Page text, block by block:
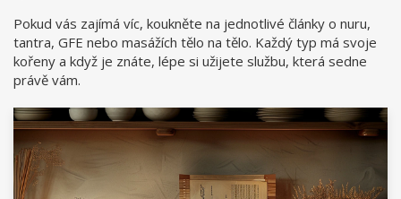
Pokud vás zajímá víc, koukněte na jednotlivé články o nuru,
tantra, GFE nebo masážích tělo na tělo. Každý typ má svoje
kořeny a když je znáte, lépe si užijete službu, která sedne
právě vám.